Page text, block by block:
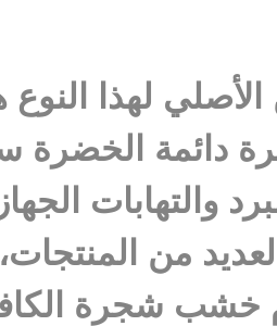
لهذا
دائمة الخضرة
والتهابات
من
خشب شجرة